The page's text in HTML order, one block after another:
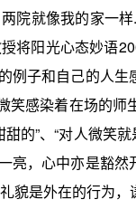
院就像我的家一
将阳光心态妙语
例子和自己的人
感染着在场的
的”、“对人微笑
，心中亦是豁
貌是外在的行为